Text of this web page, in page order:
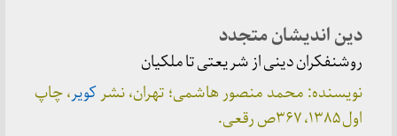
دین اندیشان متجدد
روشنفکران دینی از شریعتی تا ملکیان
نویسنده: محمد منصور هاشمی؛ تهران، نشرکویر، چاپ
اول ۱۳۸۵، ۳۶۷ص رقعی.